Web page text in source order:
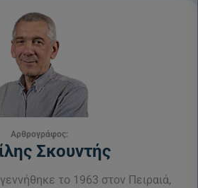
Αρθρογράφος:
Σκουντής
το 1963 στον Πειραιά,